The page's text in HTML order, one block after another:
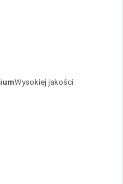
Wysokiej jakości